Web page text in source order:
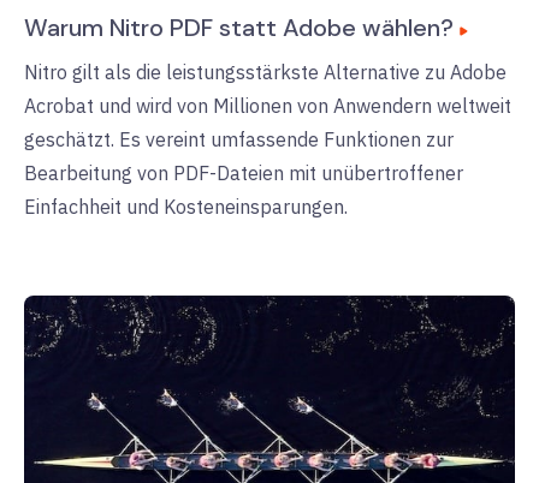
Warum Nitro PDF statt Adobe wählen?
Nitro gilt als die leistungsstärkste Alternative zu Adobe
Acrobat und wird von Millionen von Anwendern weltweit
geschätzt. Es vereint umfassende Funktionen zur
Bearbeitung von PDF-Dateien mit unübertroffener
Einfachheit und Kosteneinsparungen.